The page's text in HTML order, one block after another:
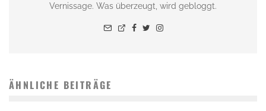
Vernissage. Was überzeugt, wird gebloggt.
ÄHNLICHE BEITRÄGE